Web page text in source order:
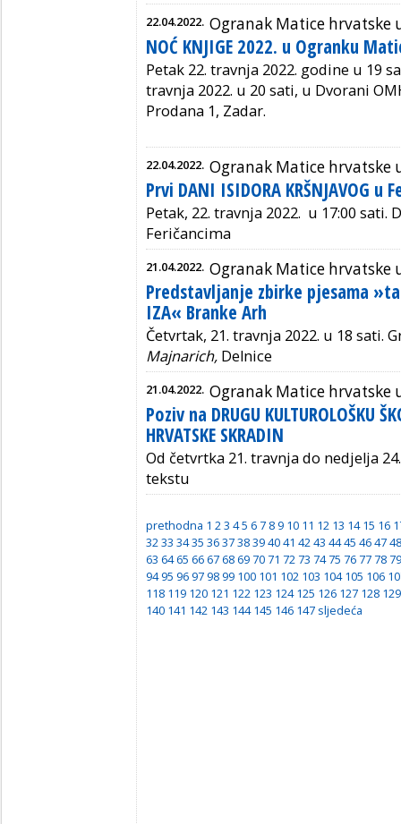
22.04.2022. Ogranak Matice hrvatske
NOĆ KNJIGE 2022. u Ogranku
Petak 22. travnja 2022. godine u 19
travnja 2022. u 20 sati, u Dvorani
Prodana 1, Zadar.
22.04.2022. Ogranak Matice hrvatske
Prvi DANI ISIDORA KRŠNJAVOG u
Petak, 22. travnja 2022. u 17:00 sati.
Feričancima
21.04.2022. Ogranak Matice hrvatske
Predstavljanje zbirke pjesama
IZA« Branke Arh
Četvrtak, 21. travnja 2022. u 18 sati.
Majnarich, Delnice
21.04.2022. Ogranak Matice hrvatske
Poziv na DRUGU KULTUROLOŠKU
HRVATSKE SKRADIN
Od četvrtka 21. travnja do nedjelja
tekstu
prethodna 1 23 45 6 7 8 9 10 11 12 13 14 15 16
3233 3435 363738394041 4243 4445 464748
63 64 65 66 67 68 69 70 71 72 73 74 75 76 77 78 79
94 95 96 97 98 99 100 101 102 103 104 105 106
118 119 120 121 122 123 124 125 126 127 128 129
140 141 142 143 144 145 146 147 sljedeća